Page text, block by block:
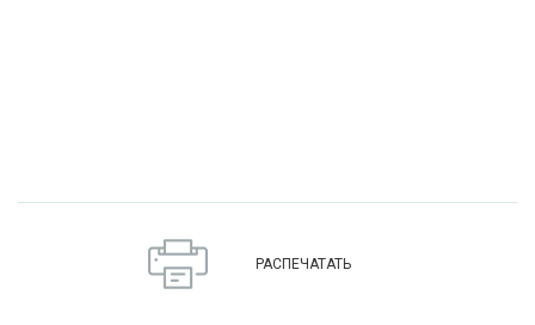
РАСПЕЧАТАТЬ